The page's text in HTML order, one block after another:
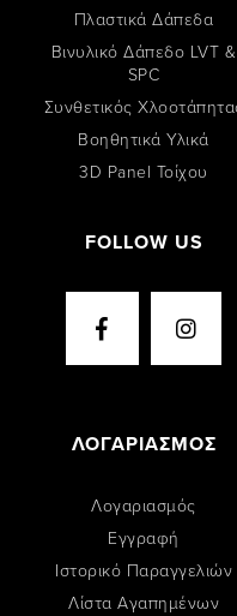
Πλαστικά Δάπεδα
Βινυλικό Δάπεδο LVT &
SPC
Συνθετικός
Βοηθητικά Υλικά
3D Panel Τοίχου
FOLLOW US
ΛΟΓΑΡΙΑΣΜΟΣ
Λογαριασμός
Εγγραφή
Ιστορικό Παραγγελιών
Λίστα Αγαπημένων